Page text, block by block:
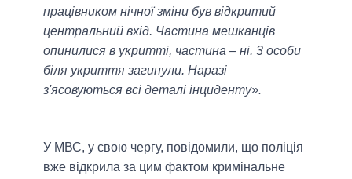
працівником нічної зміни був відкритий
центральний вхід. Частина мешканців
опинилися в укритті, частина – ні. 3 особи
біля укриття загинули. Наразі
з'ясовуються всі деталі інциденту».
У МВС, у свою чергу, повідомили, що поліція
вже відкрила за цим фактом кримінальне